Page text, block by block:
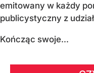
emitowany w każdy
publicystyczny z
Kończąc swoje...